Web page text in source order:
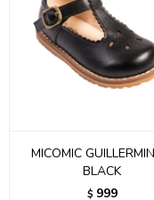
MICOMIC
BLACK
$ 999